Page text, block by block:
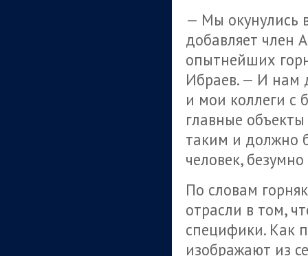
— Мы окунулись
добавляет член
опытнейших
Ибраев. — И нам
и мои коллеги с
главные
таким и должно
человек,
По словам
отрасли в том,
специфики. Как
изображают из